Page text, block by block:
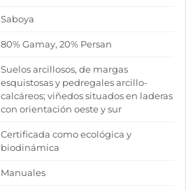
Saboya
80% Gamay, 20% Persan
Suelos arcillosos, de margas
esquistosas y pedregales arcillo-
calcáreos; viñedos situados en laderas
con orientación oeste y sur
Certificada como ecológica y
biodinámica
Manuales